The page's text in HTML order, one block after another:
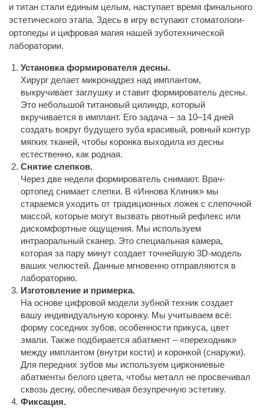
и титан стали единым целым, наступает время финального
эстетического этапа. Здесь в игру вступают стоматологи-
ортопеды и цифровая магия нашей зуботехнической
лаборатории.
Установка формирователя десны.
Хирург делает микронадрез над имплантом,
выкручивает заглушку и ставит формирователь десны.
Это небольшой титановый цилиндр, который
вкручивается в имплант. Его задача – за 10–14 дней
создать вокруг будущего зуба красивый, ровный контур
мягких тканей, чтобы коронка выходила из десны
естественно, как родная.
Снятие слепков.
Через две недели формирователь снимают. Врач-
ортопед снимает слепки. В «Иннова Клиник» мы
стараемся уходить от традиционных ложек с слепочной
массой, которые могут вызвать рвотный рефлекс или
дискомфортные ощущения. Мы используем
интраоральный сканер. Это специальная камера,
которая за пару минут создает точнейшую 3D-модель
ваших челюстей. Данные мгновенно отправляются в
лабораторию.
Изготовление и примерка.
На основе цифровой модели зубной техник создает
вашу индивидуальную коронку. Мы учитываем всё:
форму соседних зубов, особенности прикуса, цвет
эмали. Также подбирается абатмент – «переходник»
между имплантом (внутри кости) и коронкой (снаружи).
Для передних зубов мы используем циркониевые
абатменты белого цвета, чтобы металл не просвечивал
сквозь десну, обеспечивая безупречную эстетику.
Фиксация.